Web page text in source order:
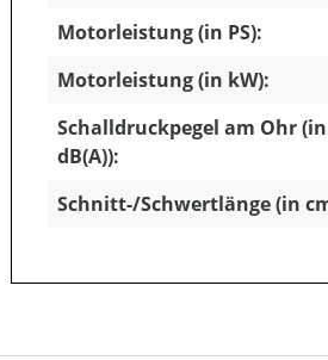
Motorleistung (in PS):
Motorleistung (in kW):
Schalldruckpegel am Ohr (in
dB(A)):
Schnitt-/Schwertlänge (in